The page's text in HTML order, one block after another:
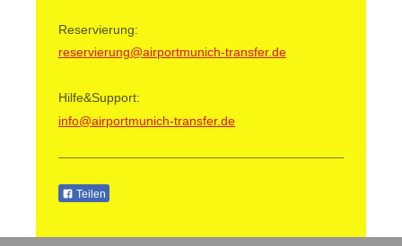
Reservierung:
reservierung@airportmunich-transfer.de
Hilfe&Support:
info@airportmunich-transfer.de
Teilen